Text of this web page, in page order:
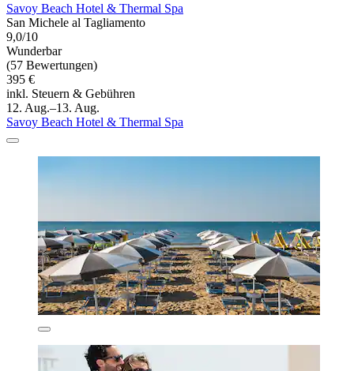
Savoy Beach Hotel & Thermal Spa
San Michele al Tagliamento
9,0/10
Wunderbar
(57 Bewertungen)
395 €
inkl. Steuern & Gebühren
12. Aug.–13. Aug.
Savoy Beach Hotel & Thermal Spa